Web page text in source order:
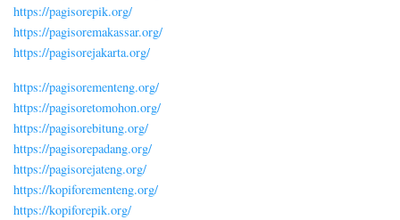
https://pagisorepik.org/
https://pagisoremakassar.org/
https://pagisorejakarta.org/
https://pagisorementeng.org/
https://pagisoretomohon.org/
https://pagisorebitung.org/
https://pagisorepadang.org/
https://pagisorejateng.org/
https://kopiforementeng.org/
https://kopiforepik.org/